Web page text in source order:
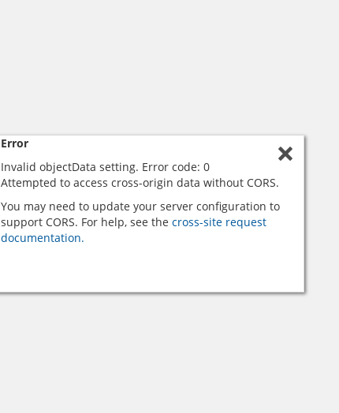
Error
Invalid objectData setting. Error code: 0
Attempted to access cross-origin data without CORS.
You may need to update your server configuration to
support CORS. For help, see the cross-site request
documentation.